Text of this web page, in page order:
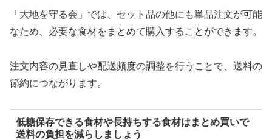
「大地を守る会」では、セット品の他にも単品注文が可能
なため、必要な食材をまとめて購入することができます。
注文内容の見直しや配送頻度の調整を行うことで、送料の
節約につながります。
低糖保存できる食材や長持ちする食材はまとめ買いで
送料の負担を減らしましょう